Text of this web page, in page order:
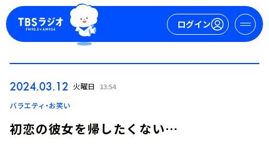
ログイン
ログイン
2024.03.12 火曜日 13:54
バラエティ・お笑い
初恋の彼女を帰したくない…